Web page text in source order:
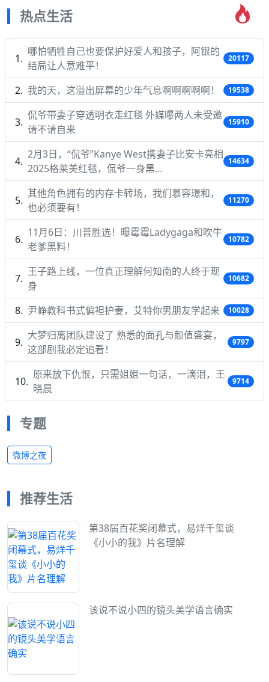
热点生活
哪怕牺牲自己也要保护好爱人和孩子，阿银的
结局让人意难平！
20117
我的天，这溢出屏幕的少年气息啊啊啊啊啊！ 19538
侃爷带妻子穿透明衣走红毯 外媒曝两人未受邀
请不请自来
15910
2月3日，“侃爷”Kanye West携妻子比安卡亮相
2025格莱美红毯，侃爷一身黑…
14634
其他角色拥有的内存卡转场，我们慕容璟和，
也必须要有！
11270
11月6日：川普胜选！曝霉霉Ladygaga和吹牛
老爹黑料！
10782
王子路上线，一位真正理解何知南的人终于现
身
10682
尹峥教科书式偏袒护妻，艾特你男朋友学起来 10028
大梦归离团队建设了 熟悉的面孔与颜值盛宴，
这部剧我必定追看！
9797
原来放下仇恨，只需姐姐一句话，一滴泪，王
晓晨
9714
专题
微博之夜
推荐生活
第38届百花奖闭幕式，易烊千玺谈
《小小的我》片名理解
该说不说小四的镜头美学语言确实